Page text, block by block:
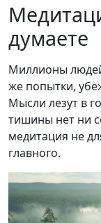
думаете
Миллионы
же попытки,
Мысли лезут в
тишины нет ни
медитация не
главного.